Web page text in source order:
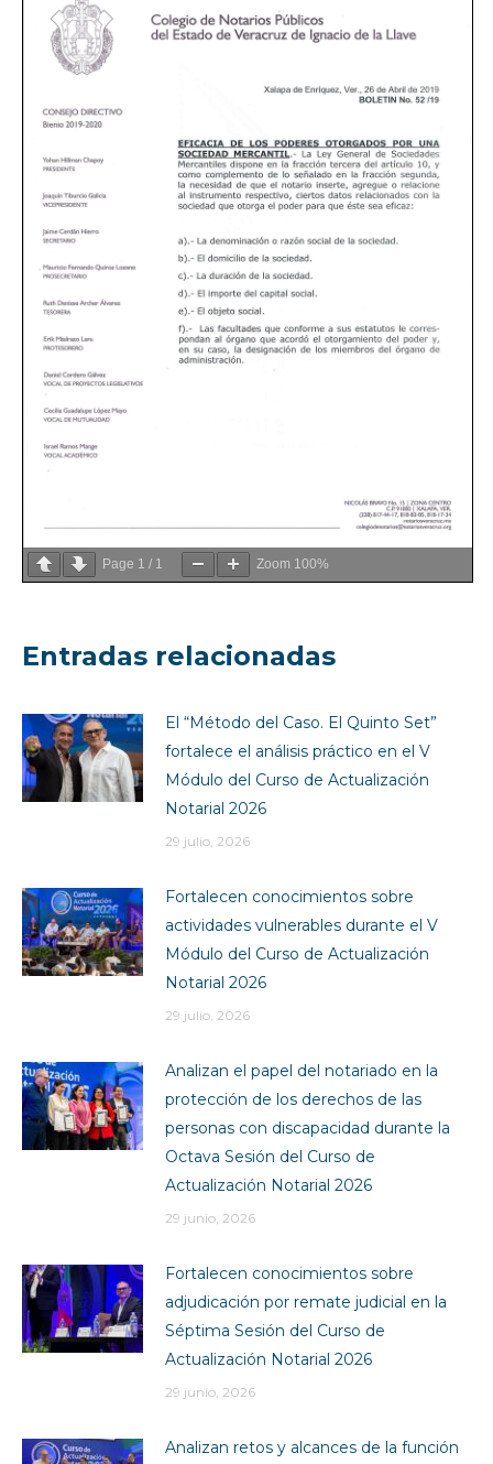
Page 1 / 1 Zoom 100%
Entradas relacionadas
El “Método del Caso. El Quinto Set”
fortalece el análisis práctico en el V
Módulo del Curso de Actualización
Notarial 2026
29 julio, 2026
Fortalecen conocimientos sobre
actividades vulnerables durante el V
Módulo del Curso de Actualización
Notarial 2026
29 julio, 2026
Analizan el papel del notariado en la
protección de los derechos de las
personas con discapacidad durante la
Octava Sesión del Curso de
Actualización Notarial 2026
29 junio, 2026
Fortalecen conocimientos sobre
adjudicación por remate judicial en la
Séptima Sesión del Curso de
Actualización Notarial 2026
29 junio, 2026
Analizan retos y alcances de la función